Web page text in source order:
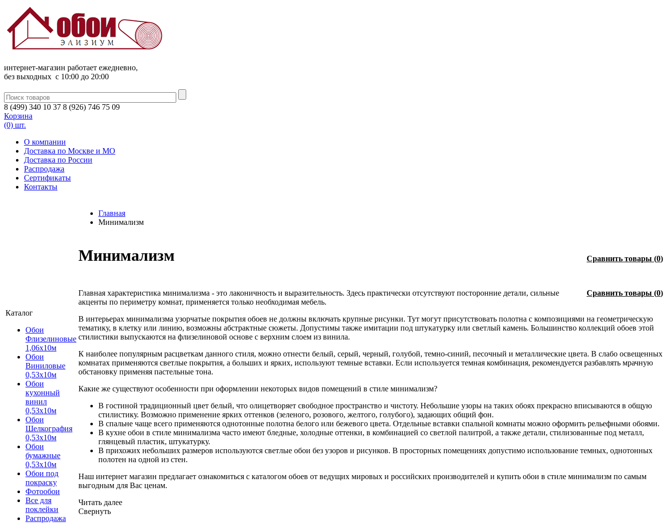
интернет-магазин работает ежедневно,
без выходных c 10:00 до 20:00
8 (499) 340 10 37 8 (926) 746 75 09
Корзина
(0) шт.
О компании
Доставка по Москве и МО
Доставка по России
Распродажа
Сертификаты
Контакты
Каталог
Обои
Флизелиновые
1,06х10м
Обои
Виниловые
0,53х10м
Обои
кухонный
винил
0,53х10м
Обои
Шелкография
0,53x10м
Обои
бумажные
0,53х10м
Обои под
покраску
Фотообои
Все для
поклейки
Распродажа
Главная
Минимализм
Сравнить товары (0)
Минимализм
Сравнить товары (0)
Главная характеристика минимализма - это лаконичность и выразительность. Здесь практически отсутствуют посторонние детали, сильные
акценты по периметру комнат, применяется только необходимая мебель.
В интерьерах минимализма узорчатые покрытия обоев не должны включать крупные рисунки. Тут могут присутствовать полотна с композициями на геометрическую
тематику, в клетку или линию, возможны абстрактные сюжеты. Допустимы также имитации под штукатурку или светлый камень. Большинство коллекций обоев этой
стилистики выпускаются на флизелиновой основе с верхним слоем из винила.
К наиболее популярным расцветкам данного стиля, можно отнести белый, серый, черный, голубой, темно-синий, песочный и металлические цвета. В слабо освещенных
комнатах применяются светлые покрытия, а больших и ярких, используют темные вставки. Если используется темная комбинация, рекомендуется разбавлять мрачную
обстановку применяя пастельные тона.
Какие же существуют особенности при оформлении некоторых видов помещений в стиле минимализм?
В гостиной традиционный цвет белый, что олицетворяет свободное пространство и чистоту. Небольшие узоры на таких обоях прекрасно вписываются в общую
стилистику. Возможно применение ярких оттенков (зеленого, розового, желтого, голубого), задающих общий фон.
В спальне чаще всего применяются однотонные полотна белого или бежевого цвета. Отдельные вставки спальной комнаты можно оформить рельефными обоями.
В кухне обои в стиле минимализма часто имеют бледные, холодные оттенки, в комбинацией со светлой палитрой, а также детали, стилизованные под металл,
глянцевый пластик, штукатурку.
В прихожих небольших размеров используются светлые обои без узоров и рисунков. В просторных помещениях допустимо использование темных, однотонных
полотен на одной из стен.
Наш интернет магазин предлагает ознакомиться с каталогом обоев от ведущих мировых и российских производителей и купить обои в стиле минимализм по самым
выгодным для Вас ценам.
Читать далее
Свернуть